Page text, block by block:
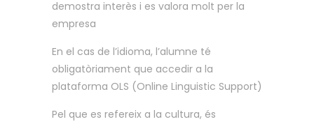
demostra interès i es valora molt per la
empresa
En el cas de l’idioma, l’alumne té
obligatòriament que accedir a la
plataforma OLS (Online Linguistic Support)
Pel que es refereix a la cultura, és